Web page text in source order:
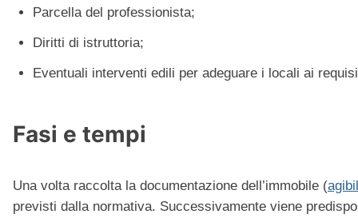
Parcella del professionista;
Diritti di istruttoria;
Eventuali interventi edili per adeguare i locali ai
Fasi e tempi
Una volta raccolta la documentazione dell’immobile (
previsti dalla normativa. Successivamente viene